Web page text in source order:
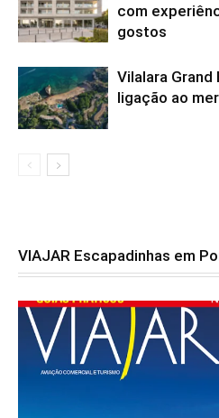
com
gostos
Vilalara
ligação ao
VIAJAR Escapadinhas em